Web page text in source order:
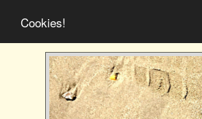
Cookies!